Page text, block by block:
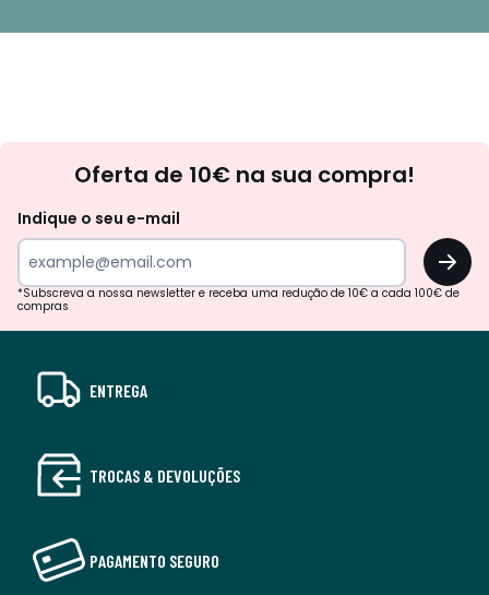
Oferta de 10€ na sua compra!
Indique o seu e-mail
OK
*Subscreva a nossa newsletter e receba uma redução de 10€ a cada 100€ de
compras
ENTREGA
TROCAS & DEVOLUÇÕES
PAGAMENTO SEGURO